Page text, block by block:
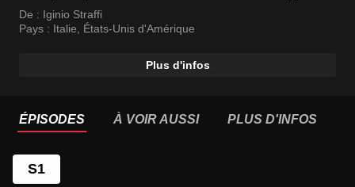
WOW!, en tant que découvreuses de talents.
De : Iginio Straffi
Pays : Italie États-Unis d'Amérique
Plus d'infos
ÉPISODES À VOIR AUSSI PLUS D'INFOS
S1